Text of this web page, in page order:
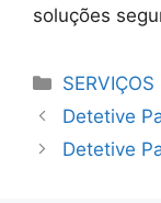
soluções
Categorias
SERVIÇOS
Detetive
Detetive